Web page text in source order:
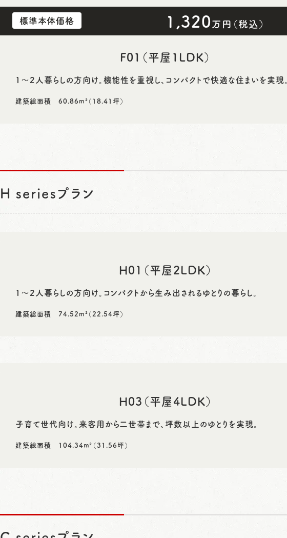
標準本体価格 1,320万円（税込）
F01（平屋1LDK）
1～2人暮らしの方向け。機能性を重視し、コンパクトで快適な住まいを実現。
建築総面積 60.86m²（18.41坪）
H seriesプラン
H01（平屋2LDK）
1～2人暮らしの方向け。コンパクトから生み出されるゆとりの暮らし。
建築総面積 74.52m²（22.54坪）
H03（平屋4LDK）
子育て世代向け。来客用から二世帯まで、坪数以上のゆとりを実現。
建築総面積 104.34m²（31.56坪）